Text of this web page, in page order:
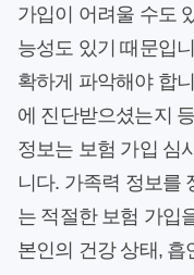
가입이 어려울 수도
능성도 있기 때문입
확하게 파악해야 합
에 진단받으셨는지
정보는 보험 가입 심
니다. 가족력 정보를
는 적절한 보험 가입
본인의 건강 상태, 흡